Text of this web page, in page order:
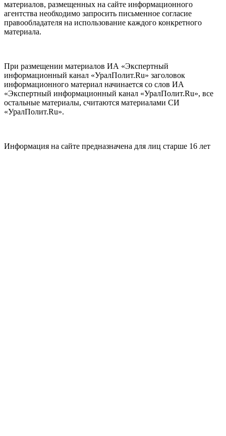
материалов, размещенных на сайте информационного
агентства необходимо запросить письменное согласие
правообладателя на использование каждого конкретного
материала.
При размещении материалов ИА «Экспертный
информационный канал «УралПолит.Ru» заголовок
информационного материал начинается со слов ИА
«Экспертный информационный канал «УралПолит.Ru», все
остальные материалы, считаются материалами СИ
«УралПолит.Ru».
Информация на сайте предназначена для лиц старше 16 лет